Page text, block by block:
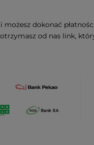
dokonać
od nas link,